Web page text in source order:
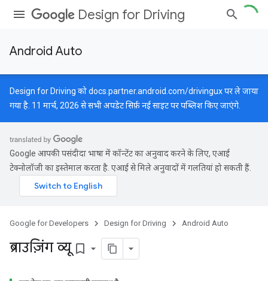
Design for Driving
Android Auto
Design for Driving कोdocs.partner.android.com/drivinguxपर ले जाया
गया है. 11 मार्च, 2026 से सभी अपडेट सिर्फ़ नई साइट पर पब्लिश किए जाएंगे.
Google आपकी पसंदीदा भाषा में कॉन्टेंट का अनुवाद करने के लिए, एआई
टेक्नोलॉजी का इस्तेमाल करता है. एआई से मिले अनुवादों में गलतियां हो सकती हैं.
Google for Developers Design for Driving Android Auto
ब्राउज़िंग व्यू bookmark_border